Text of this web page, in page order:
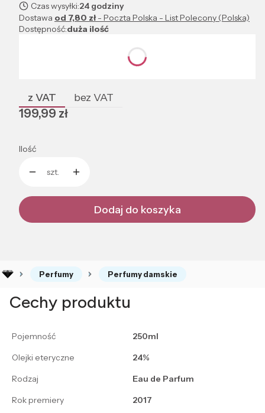
Czas wysyłki:24 godziny
Dostawa od 7,80 zł- Poczta Polska - List Polecony (Polska)
Dostępność:duża ilość
Poszczególne warianty mogą różnić się ceną
z VAT bez VAT
Cena
199,99 zł
Ilość
szt.
Dodaj do koszyka
Perfumy Perfumy damskie
Cechy produktu
Pojemność
250ml
Olejki eteryczne
24%
Rodzaj
Eau de Parfum
Rok premiery
2017